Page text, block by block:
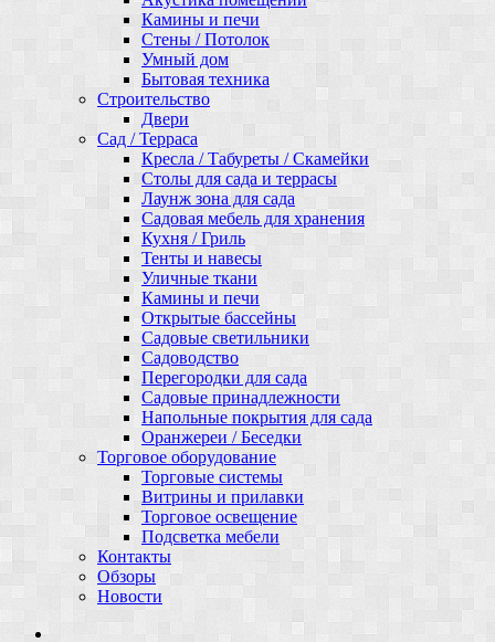
Камины и печи
Стены / Потолок
Умный дом
Бытовая техника
Строительство
Двери
Сад / Терраса
Кресла / Табуреты / Скамейки
Столы для сада и террасы
Лаунж зона для сада
Садовая мебель для хранения
Кухня / Гриль
Тенты и навесы
Уличные ткани
Камины и печи
Открытые бассейны
Садовые светильники
Садоводство
Перегородки для сада
Садовые принадлежности
Напольные покрытия для сада
Оранжереи / Беседки
Торговое оборудование
Торговые системы
Витрины и прилавки
Торговое освещение
Подсветка мебели
Контакты
Обзоры
Новости